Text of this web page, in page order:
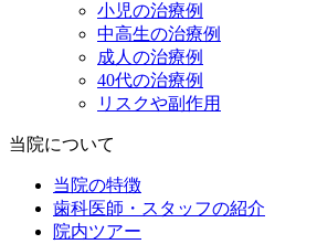
小児の治療例
中高生の治療例
成人の治療例
40代の治療例
リスクや副作用
当院について
当院の特徴
歯科医師・スタッフの紹介
院内ツアー